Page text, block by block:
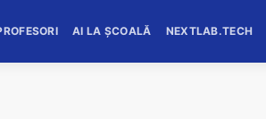
AI LA ȘCOALĂ NEXTLAB.TECH